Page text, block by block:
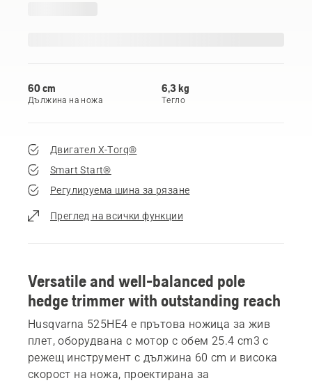
60 cm
Дължина на ножа
6,3 kg
Тегло
Двигател X-Torq®
Smart Start®
Регулируема шина за рязане
Преглед на всички функции
Versatile and well-balanced pole
hedge trimmer with outstanding reach
Husqvarna 525HE4 e прътова ножица за жив
плет, оборудвана с мотор с обем 25.4 cm3 с
режещ инструмент с дължина 60 cm и висока
скорост на ножа, проектирана за